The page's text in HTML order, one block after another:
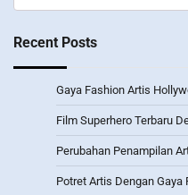
for:
Recent Posts
Gaya Fashion Artis
Film Superhero Terbaru
Perubahan Penampilan
Potret Artis Dengan Gaya